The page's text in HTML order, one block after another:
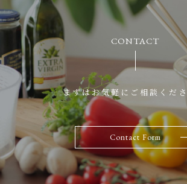
CONTACT
まずはお気軽にご相談くださ
Contact Form